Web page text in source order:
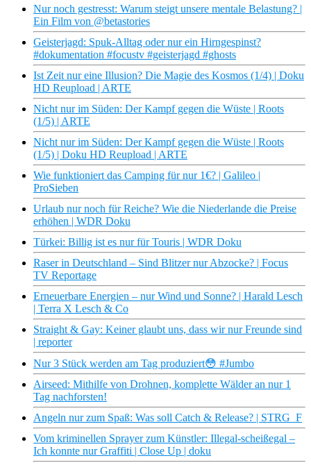
Nur noch gestresst: Warum steigt unsere mentale Belastung? |
Ein Film von @betastories
Geisterjagd: Spuk-Alltag oder nur ein Hirngespinst?
#dokumentation #focustv #geisterjagd #ghosts
Ist Zeit nur eine Illusion? Die Magie des Kosmos (1/4) | Doku
HD Reupload | ARTE
Nicht nur im Süden: Der Kampf gegen die Wüste | Roots
(1/5) | ARTE
Nicht nur im Süden: Der Kampf gegen die Wüste | Roots
(1/5) | Doku HD Reupload | ARTE
Wie funktioniert das Camping für nur 1€? | Galileo |
ProSieben
Urlaub nur noch für Reiche? Wie die Niederlande die Preise
erhöhen | WDR Doku
Türkei: Billig ist es nur für Touris | WDR Doku
Raser in Deutschland – Sind Blitzer nur Abzocke? | Focus
TV Reportage
Erneuerbare Energien – nur Wind und Sonne? | Harald Lesch
| Terra X Lesch & Co
Straight & Gay: Keiner glaubt uns, dass wir nur Freunde sind
| reporter
Nur 3 Stück werden am Tag produziert😳 #Jumbo
Airseed: Mithilfe von Drohnen, komplette Wälder an nur 1
Tag nachforsten!
Angeln nur zum Spaß: Was soll Catch & Release? | STRG_F
Vom kriminellen Sprayer zum Künstler: Illegal-scheißegal –
Ich konnte nur Graffiti | Close Up | doku